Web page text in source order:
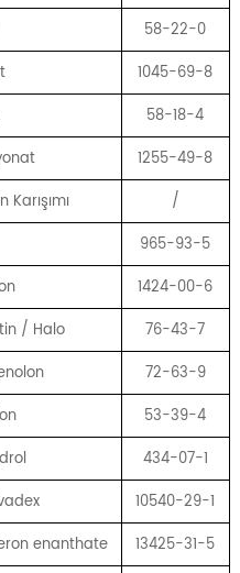
58-22-0
1045-69-8
58-18-4
1255-49-8
/
965-93-5
1424-00-6
/ Halo
76-43-7
72-63-9
53-39-4
434-07-1
10540-29-1
enanthate
13425-31-5